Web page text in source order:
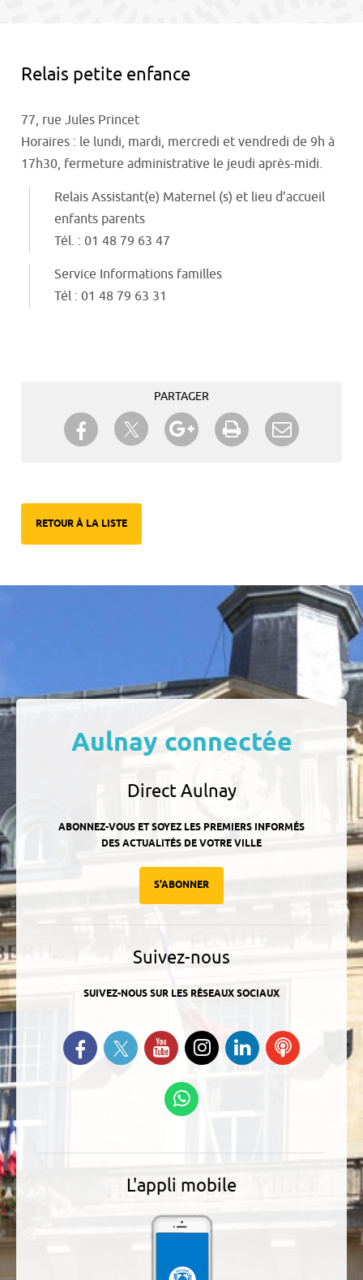
Relais petite enfance
77, rue Jules Princet
Horaires : le lundi, mardi, mercredi et vendredi de 9h à
17h30, fermeture administrative le jeudi après-midi.
Relais Assistant(e) Maternel (s) et lieu d’accueil
enfants parents
Tél. : 01 48 79 63 47
Service Informations familles
Tél : 01 48 79 63 31
PARTAGER
Partager sur Facebook
Partager sur TwitterPartager sur Google+
Imprimer
RETOUR À LA LISTE
Aulnay connectée
Direct Aulnay
ABONNEZ-VOUS ET SOYEZ LES PREMIERS INFORMÉS
DES ACTUALITÉS DE VOTRE VILLE
S'ABONNER
Suivez-nous
SUIVEZ-NOUS SUR LES RÉSEAUX SOCIAUX
Retrouvez-nous sur Facebook
Suivez-nous sur Twitter
Suivez-nous sur YouTube
Suivez-nous sur
Instagram
Retrouvez-
nous sur
Ecoutez
L'appli mobile